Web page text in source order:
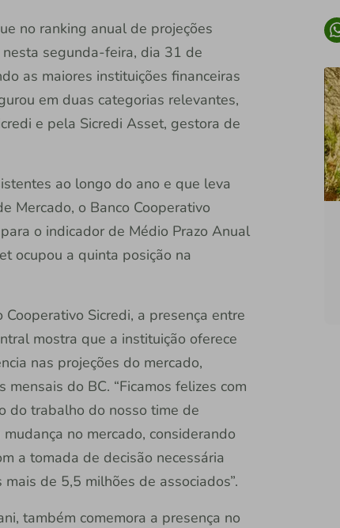
no ranking anual de projeções
segunda-feira, dia 31 de
as maiores instituições financeiras
em duas categorias relevantes,
e pela Sicredi Asset, gestora de
ao longo do ano e que leva
Mercado, o Banco Cooperativo
o indicador de Médio Prazo Anual
ocupou a quinta posição na
Sicredi, a presença entre
mostra que a instituição oferece
nas projeções do mercado,
do BC. “Ficamos felizes com
do trabalho do nosso time de
no mercado, considerando
a tomada de decisão necessária
de 5,5 milhões de associados”.
também comemora a presença no